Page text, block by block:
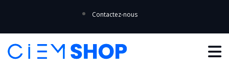
Contactez-nous